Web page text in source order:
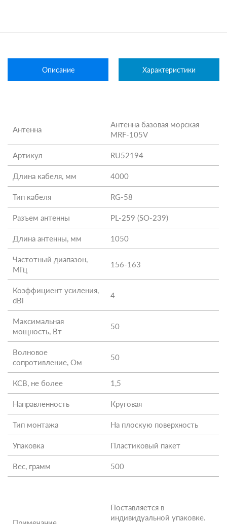
Описание Характеристики
Антенна
Антенна базовая морская
MRF-105V
Артикул RU52194
Длина кабеля, мм 4000
Тип кабеля RG-58
Разъем антенны PL-259 (SO-239)
Длина антенны, мм 1050
Частотный диапазон,
МГц
156-163
Коэффициент усиления,
dBi
4
Максимальная
мощность, Вт
50
Волновое
сопротивление, Ом
50
КСВ, не более 1,5
Направленность Круговая
Тип монтажа На плоскую поверхность
Упаковка Пластиковый пакет
Вес, грамм 500
Поставляется в
индивидуальной упаковке.